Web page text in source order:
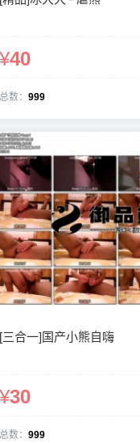
¥40
总数： 999
[三合一]国产小熊自嗨
¥30
总数： 999
会员或者提升权
已有帐号？ 登录